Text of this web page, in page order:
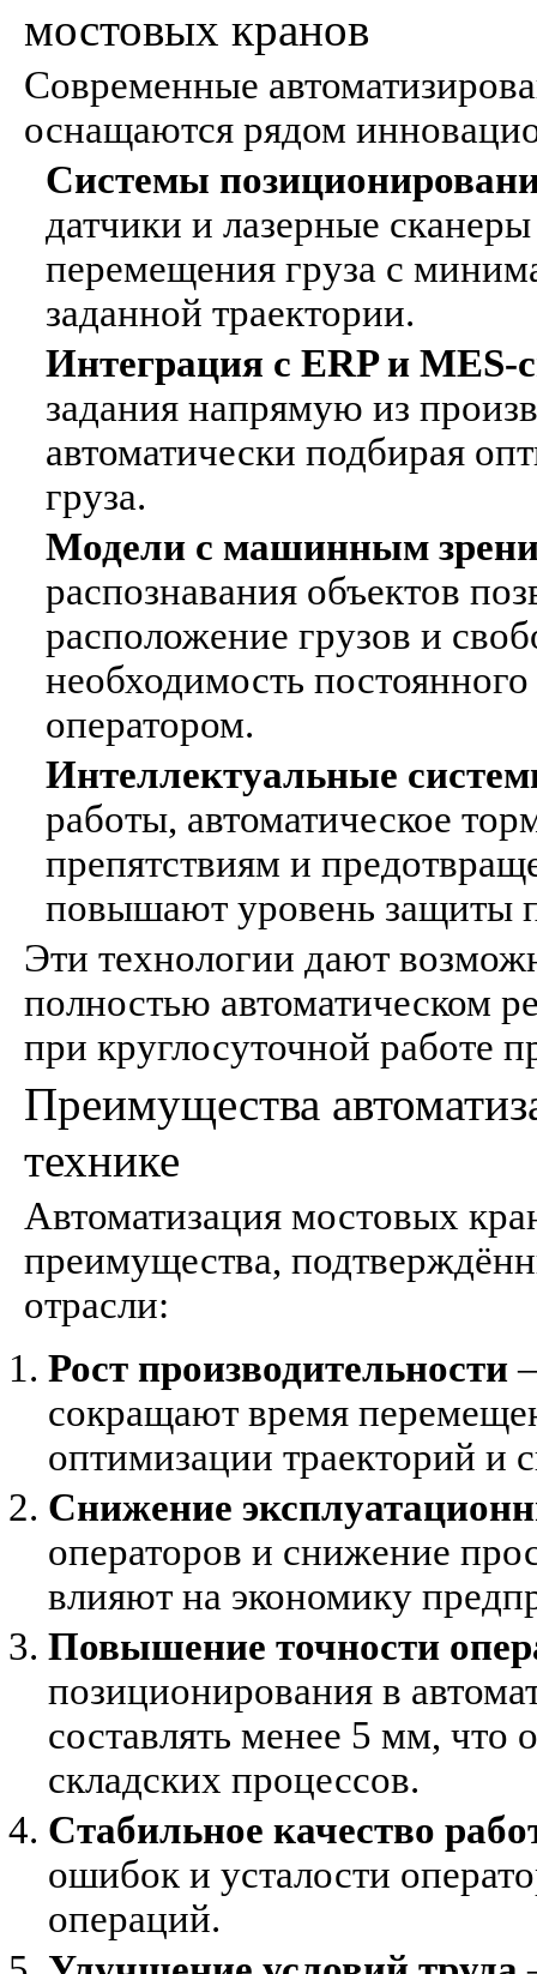
мостовых кранов
Современные
оснащаются рядом
Системы
датчики и лазерные
перемещения груза с
заданной траектории.
Интеграция с ERP и MES-
задания напрямую из
автоматически подбирая
груза.
Модели с машинным
распознавания объектов
расположение грузов и
необходимость
оператором.
Интеллектуальные
работы, автоматическое
препятствиям и
повышают уровень защиты
Эти технологии дают
полностью автоматическом
при круглосуточной работе
Преимущества
технике
Автоматизация мостовых
преимущества,
отрасли:
Рост производительности
сокращают время
оптимизации траекторий и
Снижение
операторов и снижение
влияют на экономику
Повышение точности
позиционирования в
составлять менее 5 мм,
складских процессов.
Стабильное качество
ошибок и усталости
операций.